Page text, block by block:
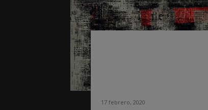
17 febrero, 2020